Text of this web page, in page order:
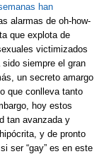
han
alarmas de oh-how-
que explota de
victimizados
siempre el gran
un secreto amargo
que conlleva tanto
hoy estos
tan avanzada y
y de pronto
ser “gay” es en este